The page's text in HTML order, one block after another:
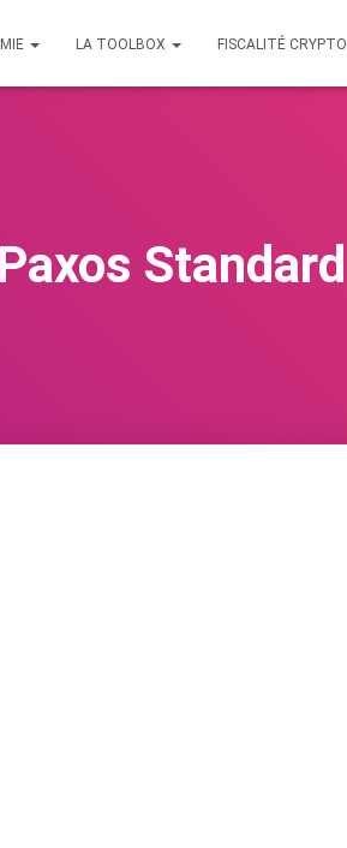
LA TOOLBOX FISCALITÉ CRYPTO
Paxos Standard